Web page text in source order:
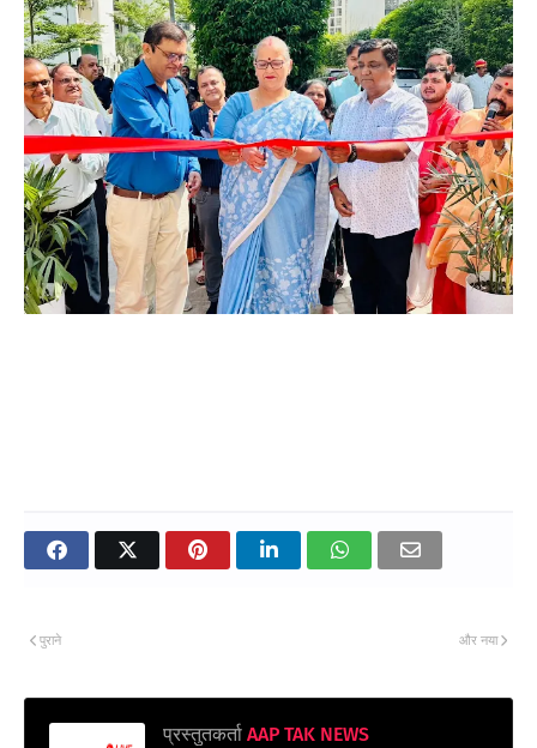
और नया
पुराने
प्रस्तुतकर्ता AAP TAK NEWS